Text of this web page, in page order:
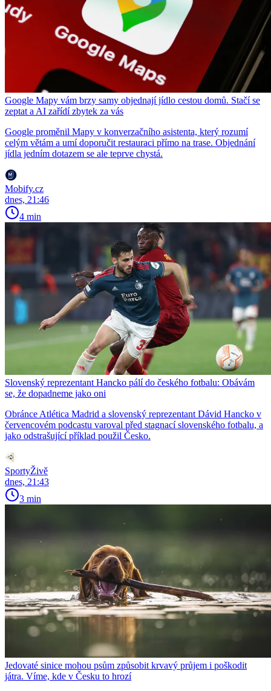
Google Mapy vám brzy samy objednají jídlo cestou domů. Stačí se
zeptat a AI zařídí zbytek za vás
Google proměnil Mapy v konverzačního asistenta, který rozumí
celým větám a umí doporučit restauraci přímo na trase. Objednání
jídla jedním dotazem se ale teprve chystá.
Mobify.cz
dnes, 21:46
4 min
Slovenský reprezentant Hancko pálí do českého fotbalu: Obávám
se, že dopadneme jako oni
Obránce Atlética Madrid a slovenský reprezentant Dávid Hancko v
červencovém podcastu varoval před stagnací slovenského fotbalu, a
jako odstrašující příklad použil Česko.
SportyŽivě
dnes, 21:43
3 min
Jedovaté sinice mohou psům způsobit krvavý průjem i poškodit
játra. Víme, kde v Česku to hrozí